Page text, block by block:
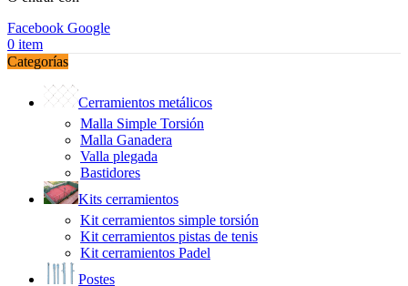
Facebook Google
0 item
Categorías
Cerramientos metálicos
Malla Simple Torsión
Malla Ganadera
Valla plegada
Bastidores
Kits cerramientos
Kit cerramientos simple torsión
Kit cerramientos pistas de tenis
Kit cerramientos Padel
Postes